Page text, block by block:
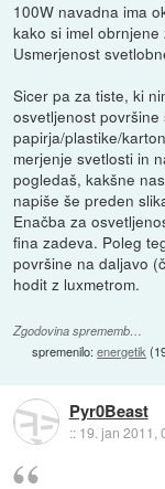
100W navadna ima
kako si imel
Usmerjenost
Sicer pa za tiste, ki
osvetljenost
papirja/plastike/
merjenje svetlosti in
pogledaš, kakšne
napiše še preden
Enačba za
fina zadeva. Poleg
površine na daljavo
hodit z luxmetrom.
Zgodovina sprememb…
spremenilo:energetik (
Pyr0Beast
:: 19. jan 2011,